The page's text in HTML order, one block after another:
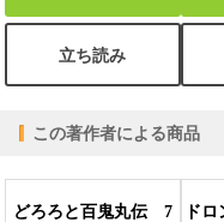
立ち読み
この著作者による商品
どろろと百鬼丸伝 7